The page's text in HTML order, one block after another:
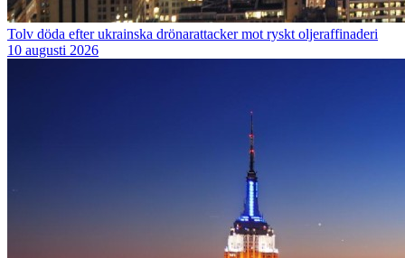
Tolv döda efter ukrainska drönarattacker mot ryskt oljeraffinaderi
10 augusti 2026